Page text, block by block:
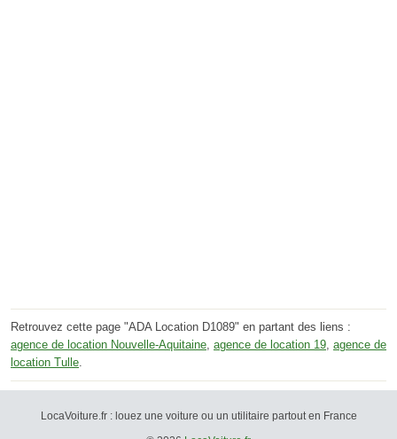
Retrouvez cette page "ADA Location D1089" en partant des liens :
agence de location Nouvelle-Aquitaine, agence de location 19, agence de
location Tulle.
LocaVoiture.fr : louez une voiture ou un utilitaire partout en France